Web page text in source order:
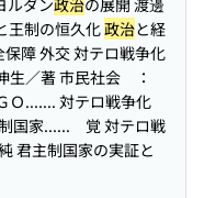
ルダン政治の展開 渡邊
王制の恒久化政治と経
保障 外交 対テロ戦争化
生／著 市民社会 ：
Ｏ....... 対テロ戦争化
国家...... 覚 対テロ戦
主制国家の実証と